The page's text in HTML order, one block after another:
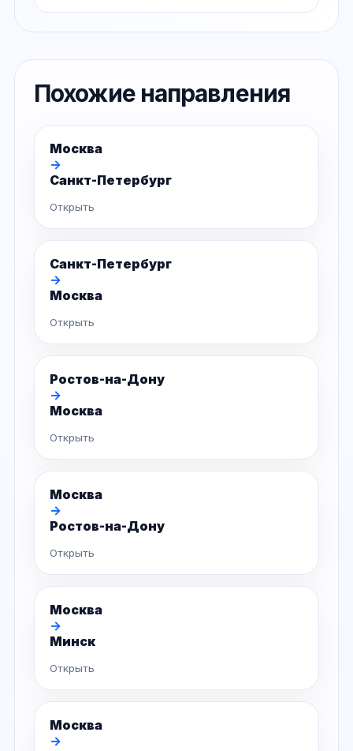
Похожие направления
Москва
→
Санкт-Петербург
Открыть
Санкт-Петербург
→
Москва
Открыть
Ростов-на-Дону
→
Москва
Открыть
Москва
→
Ростов-на-Дону
Открыть
Москва
→
Минск
Открыть
Москва
→